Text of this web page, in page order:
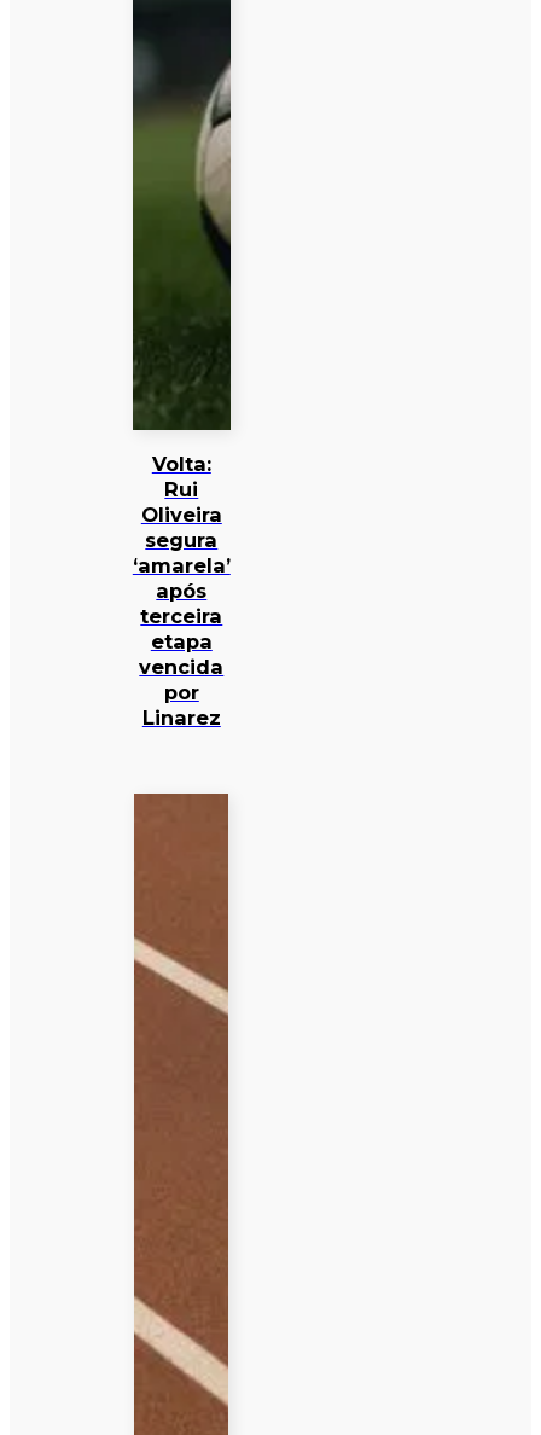
Volta:
Rui
Oliveira
segura
‘amarela’
após
terceira
etapa
vencida
por
Linarez